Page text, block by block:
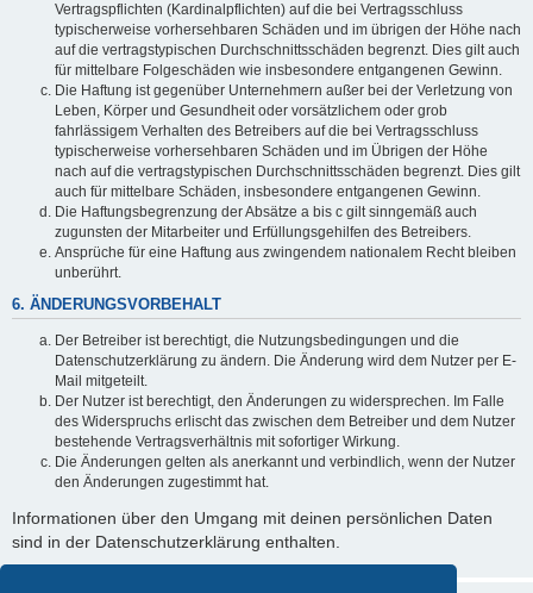
Vertragspflichten (Kardinalpflichten) auf die bei Vertragsschluss
typischerweise vorhersehbaren Schäden und im übrigen der Höhe nach
auf die vertragstypischen Durchschnittsschäden begrenzt. Dies gilt auch
für mittelbare Folgeschäden wie insbesondere entgangenen Gewinn.
Die Haftung ist gegenüber Unternehmern außer bei der Verletzung von
Leben, Körper und Gesundheit oder vorsätzlichem oder grob
fahrlässigem Verhalten des Betreibers auf die bei Vertragsschluss
typischerweise vorhersehbaren Schäden und im Übrigen der Höhe
nach auf die vertragstypischen Durchschnittsschäden begrenzt. Dies gilt
auch für mittelbare Schäden, insbesondere entgangenen Gewinn.
Die Haftungsbegrenzung der Absätze a bis c gilt sinngemäß auch
zugunsten der Mitarbeiter und Erfüllungsgehilfen des Betreibers.
Ansprüche für eine Haftung aus zwingendem nationalem Recht bleiben
unberührt.
6. ÄNDERUNGSVORBEHALT
Der Betreiber ist berechtigt, die Nutzungsbedingungen und die
Datenschutzerklärung zu ändern. Die Änderung wird dem Nutzer per E-
Mail mitgeteilt.
Der Nutzer ist berechtigt, den Änderungen zu widersprechen. Im Falle
des Widerspruchs erlischt das zwischen dem Betreiber und dem Nutzer
bestehende Vertragsverhältnis mit sofortiger Wirkung.
Die Änderungen gelten als anerkannt und verbindlich, wenn der Nutzer
den Änderungen zugestimmt hat.
Informationen über den Umgang mit deinen persönlichen Daten
sind in der Datenschutzerklärung enthalten.